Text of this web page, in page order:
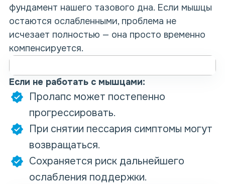
фундамент нашего тазового дна. Если мышцы
остаются ослабленными, проблема не
исчезает полностью — она просто временно
компенсируется.
Если не работать с мышцами:
Пролапс может постепенно
прогрессировать.
При снятии пессария симптомы могут
возвращаться.
Сохраняется риск дальнейшего
ослабления поддержки.